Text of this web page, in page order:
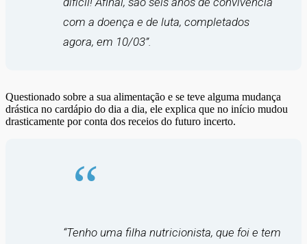
com a doença e de luta, completados
agora, em 10/03”.
Questionado sobre a sua alimentação e se teve alguma mudança
drástica no cardápio do dia a dia, ele explica que no início mudou
drasticamente por conta dos receios do futuro incerto.
“Tenho uma filha nutricionista, que foi e tem